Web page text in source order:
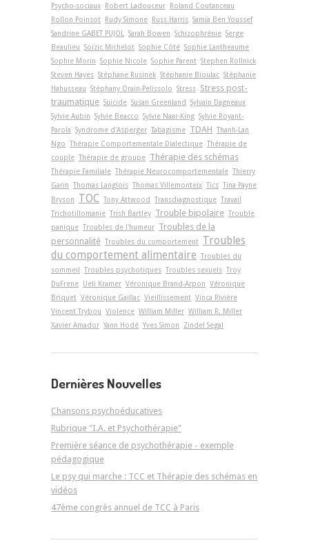
Psycho-sociaux
Robert Ladouceur
Roland Coutanceau
Rollon Poinsot
Rudy Simone Russ Harris Samia Ben Youssef
Sandrine GABET PUJOL Sarah Bowen Schizophrénie Serge
Beaulieu Soizic Michelot Sophie Côté Sophie Lantheaume
Sophie Morin Sophie Nicole Sophie Parent Stephen Rollnick
Steven Hayes Stéphane Rusinek Stéphanie Bioulac Stéphanie
Hahusseau Stéphany Orain-Pelissolo Stress Stress post-
traumatique Suicide Susan Greenland
Sylvain Dagneaux
Sylvie Aubin Sylvie Beacco Sylvie Naar-King Sylvie Royant-
Parola Syndrome d'Asperger Tabagisme TDAH Thanh-Lan
Ngo Thérapie Comportementale Dialectique Thérapie de
couple Thérapie de groupe Thérapie des schémas
Thérapie Familiale Thérapie Neurocomportementale Thierry
Garin Thomas Langlois Thomas Villemonteix Tics Tina Payne
Bryson
TOC Tony Attwood Transdiagnostique Travail
Trichotillomanie Trish Bartley Trouble bipolaire Trouble
panique Troubles de l'humeur Troubles de la
personnalité Troubles du comportement
Troubles
du comportement alimentaire Troubles du
sommeil
Troubles psychotiques Troubles sexuels Troy
DuFrene Ueli Kramer Véronique Brand-Arpon Véronique
Briquet Véronique Gaillac Vieillissement Vinca Rivière
Vincent Trybou Violence William Miller William R. Miller
Xavier Amador Yann Hodé Yves Simon Zindel Segal
Dernières Nouvelles
Chansons psychoéducatives
Rubrique "I.A. et Psychothérapie"
Première séance de psychothérapie - exemple
pédagogique
Le psy qui marche : TCC et Thérapie des schémas en
vidéos
47ème congrès annuel de TCC à Paris